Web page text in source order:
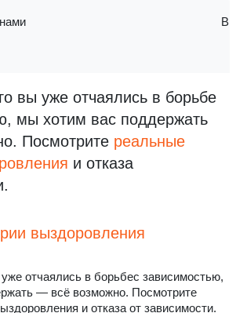
вы уже отчаялись в борьбе
мы хотим вас поддержать
Посмотрите реальные
и отказа
выздоровления
отчаялись в борьбес зависимостью,
— всё возможно. Посмотрите
и отказа от зависимости.